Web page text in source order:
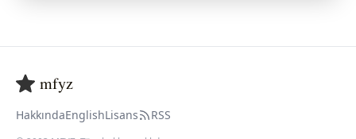
mfyz
HakkındaEnglishLisans RSS